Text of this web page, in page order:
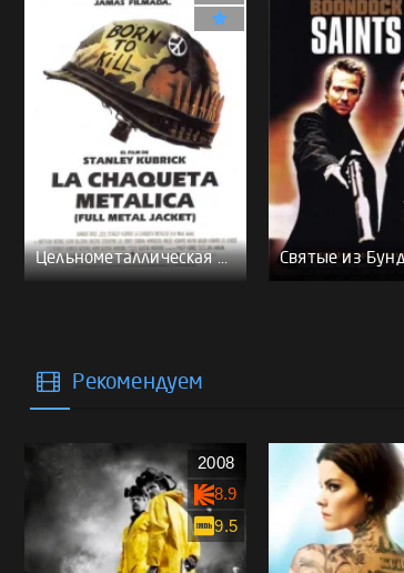
Цельнометаллическая оболочка - (Перевод Гоблина)
Рекомендуем
2008
8.9
9.5